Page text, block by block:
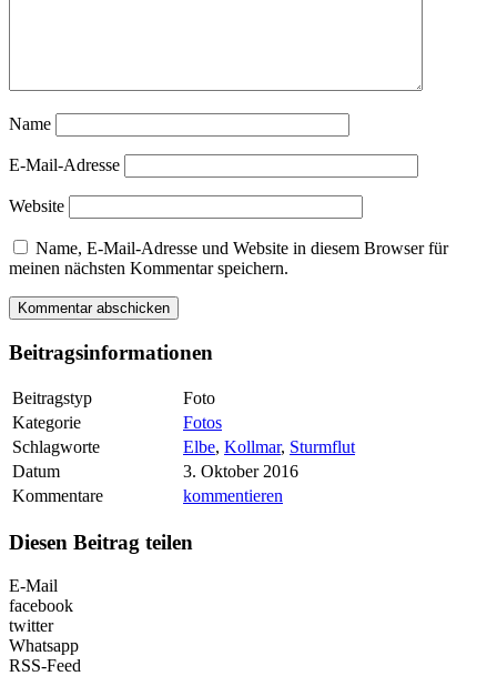
Name
E-Mail-Adresse
Website
Name, E-Mail-Adresse und Website in diesem Browser für
meinen nächsten Kommentar speichern.
Beitragsinformationen
Beitragstyp
Foto
Kategorie
Fotos
Schlagworte
Elbe, Kollmar, Sturmflut
Datum
3. Oktober 2016
Kommentare
kommentieren
Diesen Beitrag teilen
E-Mail
facebook
twitter
Whatsapp
RSS-Feed